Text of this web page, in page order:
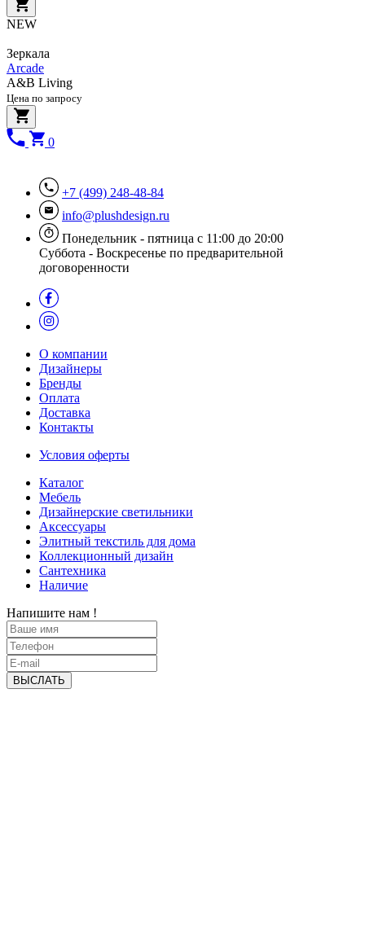
NEW
Зеркала
Arcade
A&B Living
Цена по запросу
0
+7 (499) 248-48-84
info@plushdesign.ru
Понедельник - пятница с 11:00 до 20:00
Суббота - Воскресенье по предварительной
договоренности
О компании
Дизайнеры
Бренды
Оплата
Доставка
Контакты
Условия оферты
Каталог
Мебель
Дизайнерские светильники
Аксессуары
Элитный текстиль для дома
Коллекционный дизайн
Сантехника
Наличие
Напишите нам !
ВЫСЛАТЬ